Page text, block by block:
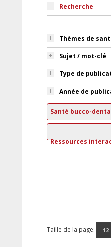
Recherche
Thèmes de
Sujet / mot-clé
Type de
Année de
Santé bucco-
Ressources
Taille de la page: